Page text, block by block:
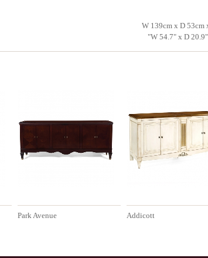
Park Avenue Addicott